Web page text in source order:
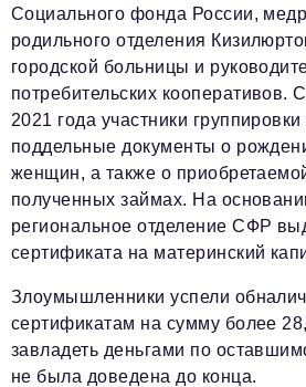
Авторские материалы
Видео
Телефон редакции: +7 495 727-01-
Электронные почты редакции:
Информационный отдел
info@business-magazine.online
Отдел рекламы
reklama@business-magazine.online
Отдел распространения/
podpiska@business-magazine.online
Социального фонда России,
родильного отделения
городской больницы и
потребительских кооперативов.
2021 года участники группировки
поддельные документы о
женщин, а также о
полученных займах. На
региональное отделение СФР
сертификата на материнский
Злоумышленники успели
сертификатам на сумму более
завладеть деньгами по
не была доведена до конца.